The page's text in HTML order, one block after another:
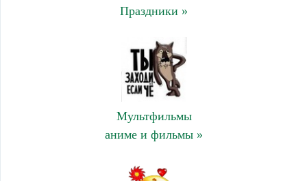
Праздники »
Мультфильмы
аниме и фильмы »